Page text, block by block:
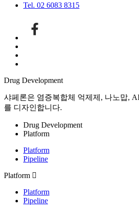
Tel. 02 6083 8315
Drug Development
샤페론은 염증복합체 억제제, 나노맙,
를 디자인합니다.
Drug Development
Platform
Platform
Pipeline
Platform
Platform
Pipeline